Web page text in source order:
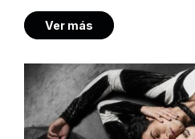
Ver más